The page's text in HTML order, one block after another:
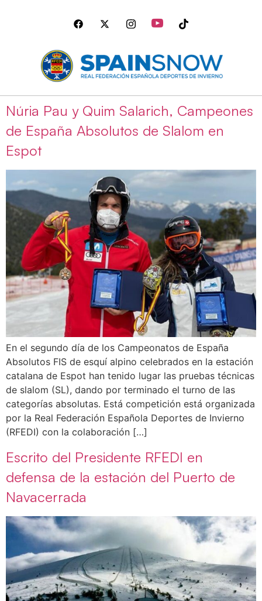
Núria Pau y Quim Salarich, Campeones
de España Absolutos de Slalom en
Espot
En el segundo día de los Campeonatos de España
Absolutos FIS de esquí alpino celebrados en la estación
catalana de Espot han tenido lugar las pruebas técnicas
de slalom (SL), dando por terminado el turno de las
categorías absolutas. Está competición está organizada
por la Real Federación Española Deportes de Invierno
(RFEDI) con la colaboración […]
Escrito del Presidente RFEDI en
defensa de la estación del Puerto de
Navacerrada